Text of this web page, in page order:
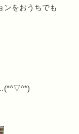
ンをおうちでも
…(*^▽^*)